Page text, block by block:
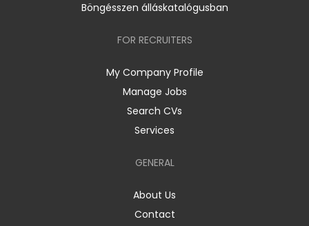
Böngésszen álláskatalógusban
FOR RECRUITERS
My Company Profile
Manage Jobs
Search CVs
Services
GENERAL
About Us
Contact